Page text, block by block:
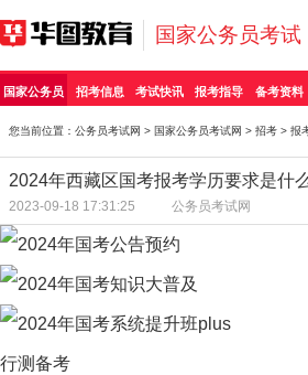
国家公务员考试
国家公务员 招考信息 考试快讯 报考指导 备考资料
您当前位置： 公务员考试网 > 国家公务员考试网 > 招考 > 报
2024年西藏区国考报考学历要求是什
2023-09-18 17:31:25 公务员考试网
行测备考